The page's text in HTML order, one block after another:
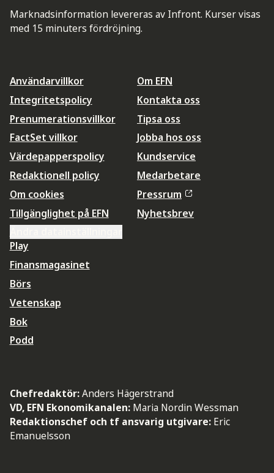
Marknadsinformation levereras av Infront. Kurser visas
med 15 minuters fördröjning.
Användarvillkor
Integritetspolicy
Prenumerationsvillkor
FactSet villkor
Värdepapperspolicy
Redaktionell policy
Om cookies
Tillgänglighet på EFN
Om EFN
Kontakta oss
Tipsa oss
Jobba hos oss
Kundservice
Medarbetare
Pressrum
Nyhetsbrev
Play
Finansmagasinet
Börs
Vetenskap
Bok
Podd
Chefredaktör:Anders Hägerstrand
VD, EFN Ekonomikanalen: Maria Nordin Wessman
Redaktionschef och tf ansvarig utgivare: Eric
Emanuelsson